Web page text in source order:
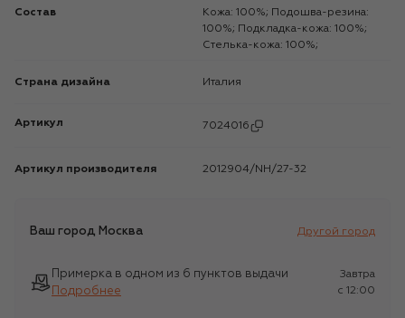
Состав
Кожа: 100%; Подошва-резина:
100%; Подкладка-кожа: 100%;
Стелька-кожа: 100%;
Страна дизайна Италия
Артикул 7024016
Артикул производителя 2012904/NH/27-32
Ваш город Москва Другой город
Примерка в одном из 6 пунктов выдачи
Подробнее
Завтра
c 12:00